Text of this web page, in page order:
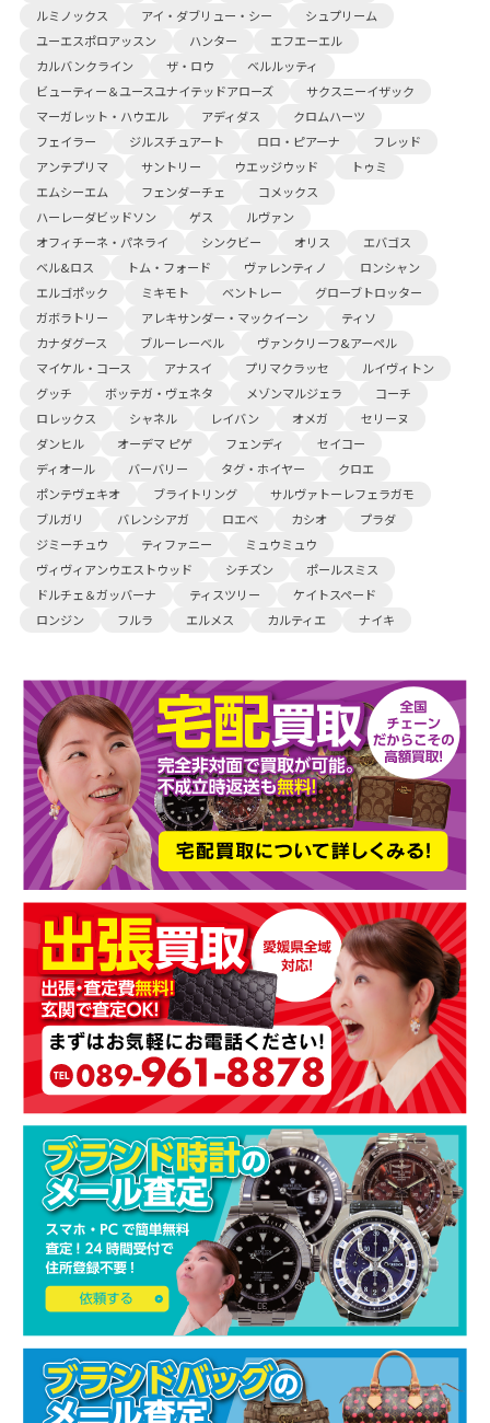
ルミノックス アイ・ダブリュー・シー
シュプリーム
ユーエスポロアッスン
ハンター
エフエーエル
カルバンクライン
ザ・ロウ
ベルルッティ
ビューティー＆ユースユナイテッドアローズ
サクスニーイザック
マーガレット・ハウエル
アディダス
クロムハーツ
フェイラー
ジルスチュアート ロロ・ピアーナ
フレッド
アンテプリマ
サントリー ウエッジウッド
トゥミ
エムシーエム
フェンダーチェ
コメックス
ハーレーダビッドソン
ゲス
ルヴァン
オフィチーネ・パネライ
シンクビー オリス
エバゴス
ベル&ロス
トム・フォード ヴァレンティノ
ロンシャン
エルゴポック
ミキモト ベントレー
グローブトロッター
ガボラトリー
アレキサンダー・マックイーン
ティソ
カナダグース
ブルーレーベル
ヴァンクリーフ&アーペル
マイケル・コース
アナスイ プリマクラッセ
ルイヴィトン
グッチ
ボッテガ・ヴェネタ メゾンマルジェラ
コーチ
ロレックス
シャネル レイバン オメガ
セリーヌ
ダンヒル
オーデマ ピゲ フェンディ
セイコー
ディオール
バーバリー タグ・ホイヤー
クロエ
ポンテヴェキオ
ブライトリング
サルヴァトーレフェラガモ
ブルガリ
バレンシアガ ロエベ カシオ
プラダ
ジミーチュウ
ティファニー
ミュウミュウ
ヴィヴィアンウエストウッド
シチズン
ポールスミス
ドルチェ＆ガッバーナ
ティスツリー
ケイトスペード
ロンジン
フルラ エルメス カルティエ ナイキ